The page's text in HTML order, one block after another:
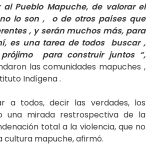
Pueblo Mapuche, de valorar el
lo son , o de otros países que
, y serán muchos más, para
es una tarea de todos buscar ,
para construir juntos “,
las comunidades mapuches ,
Indígena .
a todos, decir las verdades, los
mirada restrospectiva de la
total a la violencia, que no
cultura mapuche, afirmó.